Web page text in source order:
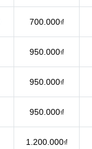
700.000₫
950.000₫
950.000₫
950.000₫
1.200.000₫